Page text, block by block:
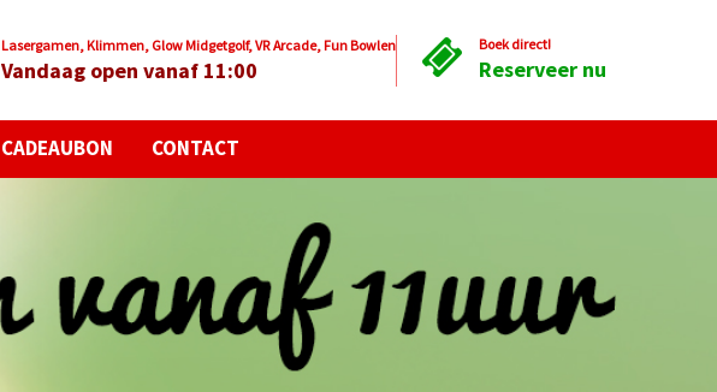
Lasergamen, Klimmen, Glow Midgetgolf, VR Arcade, Fun Bowlen
Vandaag open vanaf 11:00
Boek direct!
Reserveer nu
CADEAUBON CONTACT